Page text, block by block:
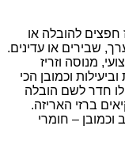
חפצים להובלה או
שבירים או עדינים.
מנוסה וזריז
וכמובן הכי
חדר לשם הובלה
ברזי האריזה.
וכמובן – חומרי